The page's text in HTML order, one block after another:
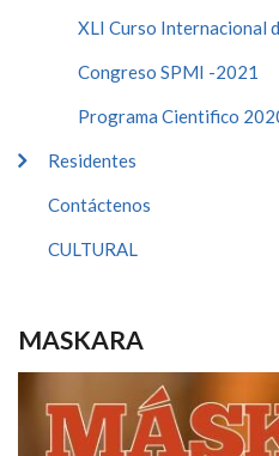
XLI Curso Internacional
Congreso SPMI -2021
Programa Cientifico
Residentes
Contáctenos
CULTURAL
MASKARA